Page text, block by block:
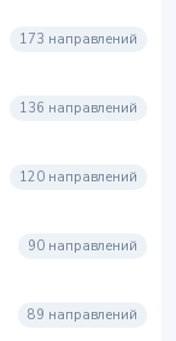
173 направлений
136 направлений
120 направлений
90 направлений
89 направлений